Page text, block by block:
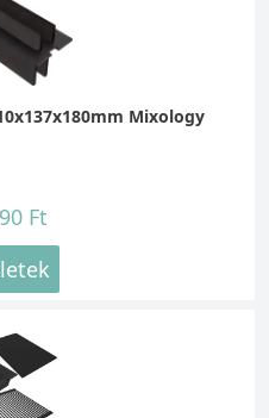
Mixology
Ft